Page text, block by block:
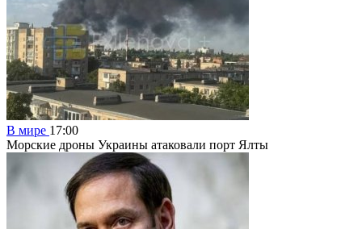
В мире 17:00
Морские дроны Украины атаковали порт Ялты